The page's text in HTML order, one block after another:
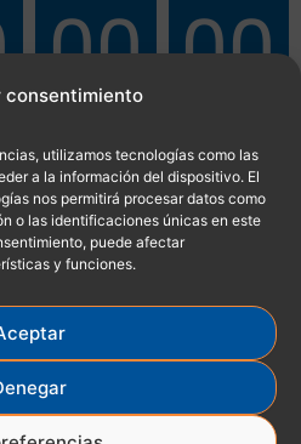
consentimiento
utilizamos tecnologías como las
a la información del dispositivo. El
nos permitirá procesar datos como
o las identificaciones únicas en este
puede afectar
y funciones.
00
Minutes
00